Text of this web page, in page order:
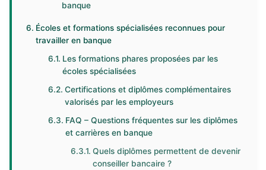
banque
Écoles et formations spécialisées reconnues pour
travailler en banque
Les formations phares proposées par les
écoles spécialisées
Certifications et diplômes complémentaires
valorisés par les employeurs
FAQ – Questions fréquentes sur les diplômes
et carrières en banque
Quels diplômes permettent de devenir
conseiller bancaire ?